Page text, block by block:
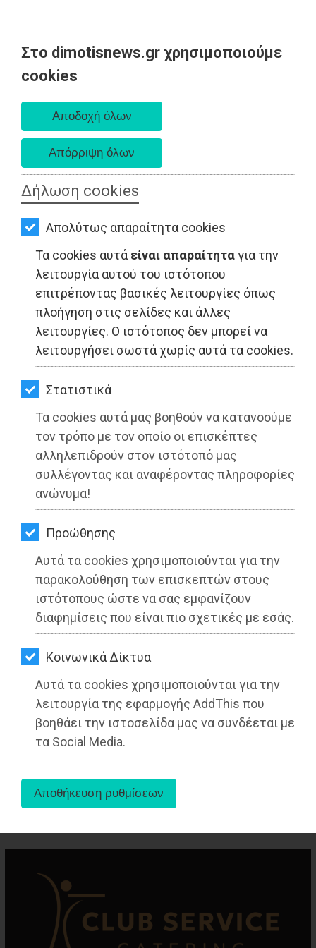
Στο dimotisnews.gr χρησιμοποιούμε
cookies
Δήλωση cookies
Απολύτως απαραίτητα cookies
Τα cookies αυτά είναι απαραίτηταγια την
λειτουργία αυτού του ιστότοπου
επιτρέποντας βασικές λειτουργίες όπως
πλοήγηση στις σελίδες και άλλες
λειτουργίες. Ο ιστότοπος δεν μπορεί να
λειτουργήσει σωστά χωρίς αυτά τα cookies.
Στατιστικά
Τα cookies αυτά μας βοηθούν να κατανοούμε
τον τρόπο με τον οποίο οι επισκέπτες
αλληλεπιδρούν στον ιστότοπό μας
συλλέγοντας και αναφέροντας πληροφορίες
ανώνυμα!
Προώθησης
Αυτά τα cookies χρησιμοποιούνται για την
παρακολούθηση των επισκεπτών στους
ιστότοπους ώστε να σας εμφανίζουν
διαφημίσεις που είναι πιο σχετικές με εσάς.
Kοινωνικά Δίκτυα
Αυτά τα cookies χρησιμοποιούνται για την
λειτουργία της εφαρμογής AddThis που
βοηθάει την ιστοσελίδα μας να συνδέεται με
τα Social Media.
AΡΧΙΚΗ
ΕΙΔΗΣΕΙΣ
ΠΟΛΙΤΙΚΗ
ΤΟΠΙΚΗ
ΑΥΤΟΔΙΟΙΚΗΣΗ
ΟΙΚΟΝΟΜΙΑ
ΑΘΛΗΤΙΣΜΟΣ
ΠΟΛΙΤΙΣΜΟΣ
ΣΠΙΤΙ-
ΚΗΠΟΣ
ΥΓΕΙΑ
LIFESTYLE
ΤΑΞΙΔΙΑ
ΕΞΟΔΟΣ
ΠΕΡΙΒΑΛΛΟΝ
ΚΑΤΟΙΚΙΔΙΟ
ΑΓΓΕΛΙΕΣ
ΕΦΗΜΕΡΙΔΕΣ
OΔΗΓΟΣ
ΑΓΟΡΑΣ
ΨΙΘΥΡΟΙ
ΑΠΟΣΤΟΛΗ
ΑΡΘΡΩΝ
ΠΟΛΙΤΙΣΜΟΣ - Αττική
Ομιλία Φιλίππου στον Δήμο Αγίου
Δημητρίου για τον εορτασμό της 25ης
Μαρτίου
Διαβάστηκε 4125 φορές
21-03-2022
Από την Ειρήνη Δελακά
Δημοσιογράφος - Διεθνολόγος
aboutus
Αττική,ΠΟΛΙΤΙΣΜΟΣ,